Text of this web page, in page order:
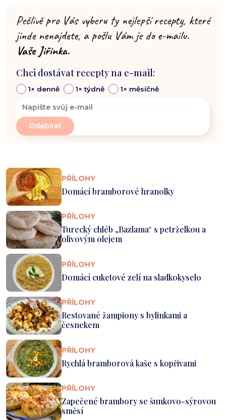
Pečlivě pro Vás vyberu ty nejlepší recepty, které
jinde nenajdete, a pošlu Vám je do e-mailu.
Vaše Jiřinka.
Chci dostávat recepty na e-mail:
1× denně 1× týdně 1× měsíčně
PŘÍLOHY
Domácí bramborové hranolky
PŘÍLOHY
Turecký chléb „Bazlama“ s petrželkou a
olivovým olejem
PŘÍLOHY
Domácí cuketové zelí na sladkokyselo
PŘÍLOHY
Restované žampiony s bylinkami a
česnekem
PŘÍLOHY
Rychlá bramborová kaše s kopřivami
PŘÍLOHY
Zapečené brambory se šunkovo-sýrovou
směsí